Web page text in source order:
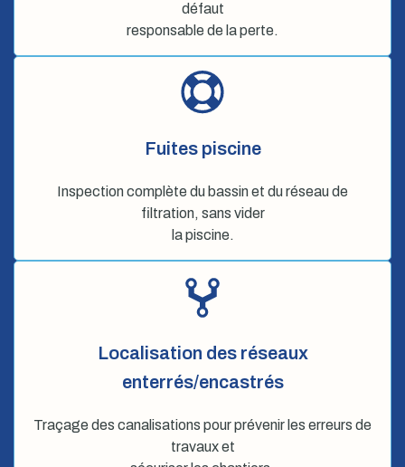
défaut
responsable de la perte.
Fuites piscine
Inspection complète du bassin et du réseau de
filtration, sans vider
la piscine.
Localisation des réseaux
enterrés/encastrés
Traçage des canalisations pour prévenir les erreurs de
travaux et